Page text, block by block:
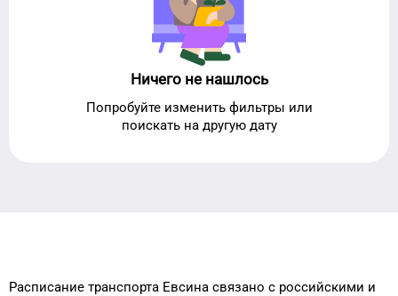
Ничего не нашлось
Попробуйте изменить фильтры или
поискать на другую дату
Расписание транспорта Евсина связано с российскими и